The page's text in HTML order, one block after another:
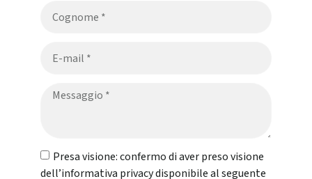
Presa visione: confermo di aver preso visione
dell’informativa privacy disponibile al seguente